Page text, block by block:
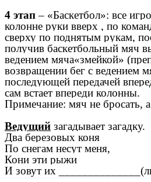
4 этап– «Баскетбол»: все
колонне руки вверх , по
сверху по поднятым рукам,
получив баскетбольный мяч
ведением мяча«змейкой»
возвращении бег с ведением
последующей передачей
сам встает впереди колонны.
Примечание: мяч не бросать, а
Ведущий загадывает загадку.
Два березовых коня
По снегам несут меня,
Кони эти рыжи
И зовут их